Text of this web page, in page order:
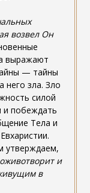
возвел Он
выражают
— тайны
него зла. Зло
силой
и побеждать
Тела и
утверждаем,
и
в